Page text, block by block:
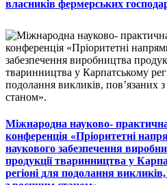
власників фермерських
Міжнародна науково-
конференція «Пріоритетні
наукового забезпечення
продукції тваринництва у
регіоні для подолання